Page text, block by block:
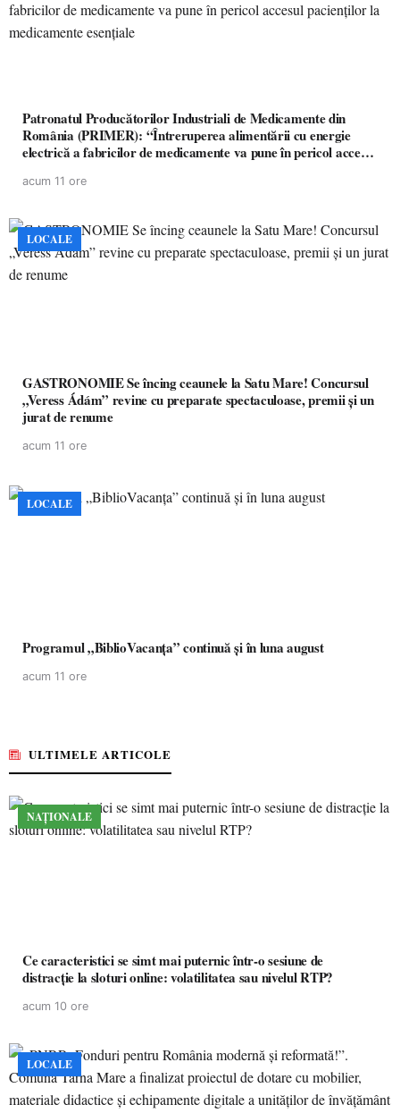
Patronatul Producătorilor Industriali de Medicamente din
România (PRIMER): “Întreruperea alimentării cu energie
electrică a fabricilor de medicamente va pune în pericol accesul
acum 11 ore
LOCALE
GASTRONOMIE Se încing ceaunele la Satu Mare! Concursul
„Veress Ádám” revine cu preparate spectaculoase, premii și un
jurat de renume
acum 11 ore
LOCALE
Programul „BiblioVacanța” continuă și în luna august
acum 11 ore
ULTIMELE ARTICOLE
NAȚIONALE
Ce caracteristici se simt mai puternic într-o sesiune de
distracție la sloturi online: volatilitatea sau nivelul RTP?
acum 10 ore
LOCALE